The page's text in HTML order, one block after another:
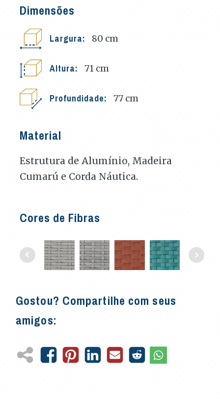
Dimensões
Largura: 80 cm
Altura: 71 cm
Profundidade: 77 cm
Material
Estrutura de Alumínio, Madeira
Cumarú e Corda Náutica.
Cores de Fibras
Gostou? Compartilhe com seus
amigos: